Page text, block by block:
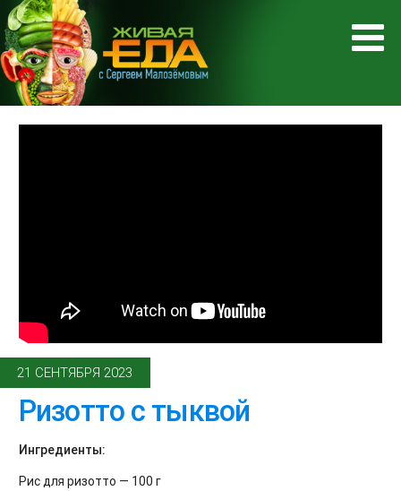
21 СЕНТЯБРЯ 2023
Ризотто с тыквой
Ингредиенты:
Рис для ризотто — 100 г